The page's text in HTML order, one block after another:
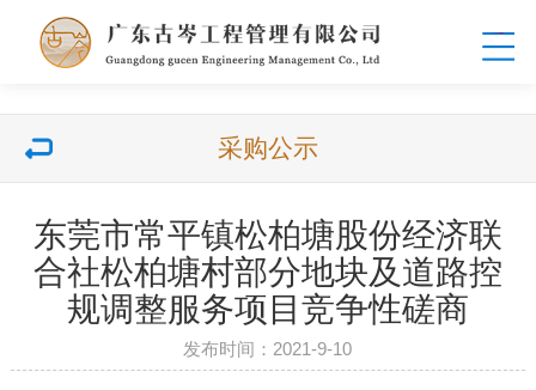
采购公示
东莞市常平镇松柏塘股份经济联
合社松柏塘村部分地块及道路控
规调整服务项目竞争性磋商
发布时间：2021-9-10